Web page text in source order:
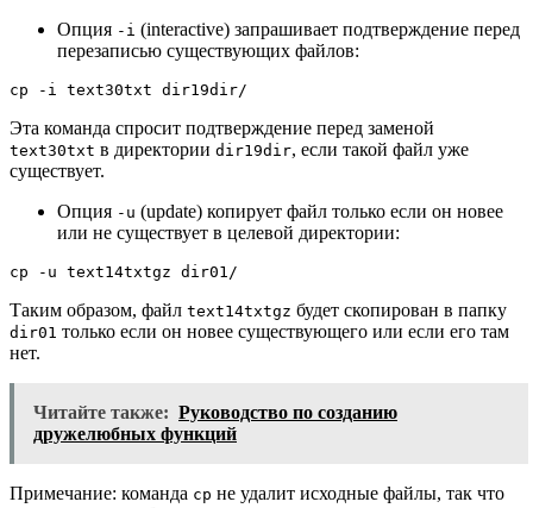
Опция -i (interactive) запрашивает подтверждение перед
перезаписью существующих файлов:
cp -i text30txt dir19dir/
Эта команда спросит подтверждение перед заменой
text30txt в директории dir19dir, если такой файл уже
существует.
Опция -u (update) копирует файл только если он новее
или не существует в целевой директории:
cp -u text14txtgz dir01/
Таким образом, файл text14txtgz будет скопирован в папку
dir01 только если он новее существующего или если его там
нет.
Читайте также: Руководство по созданию
дружелюбных функций
Примечание: команда cp не удалит исходные файлы, так что